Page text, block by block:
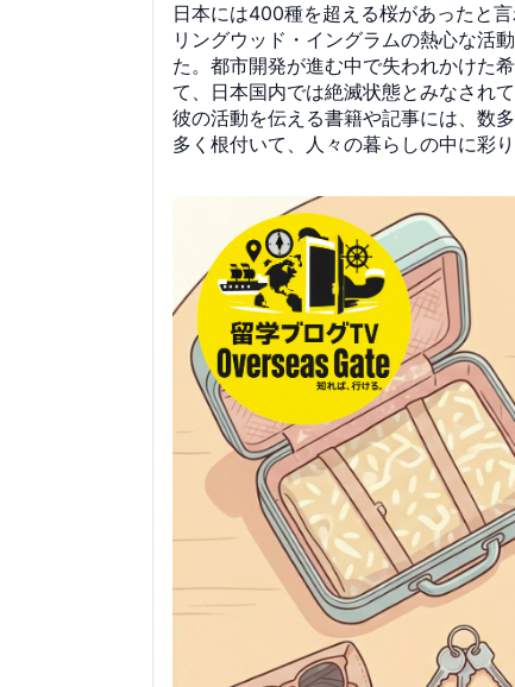
日本には400種を超える桜があったと
リングウッド・イングラムの熱心な活
た。都市開発が進む中で失われかけた
て、日本国内では絶滅状態とみなされ
彼の活動を伝える書籍や記事には、数
多く根付いて、人々の暮らしの中に彩り